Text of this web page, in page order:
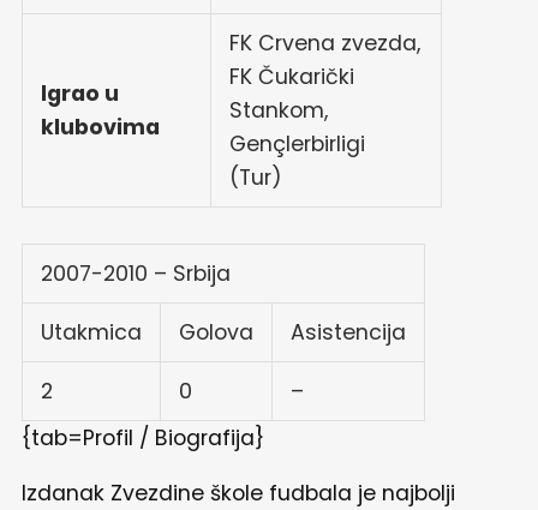
Igrao u
klubovima
FK Crvena zvezda,
FK Čukarički
Stankom,
Gençlerbirligi
(Tur)
2007-2010 – Srbija
Utakmica Golova Asistencija
2 0
–
{tab=Profil / Biografija}
Izdanak Zvezdine škole fudbala je najbolji